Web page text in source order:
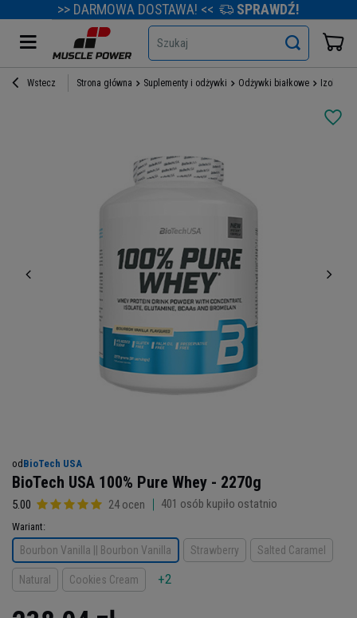
>> DARMOWA DOSTAWA! << SPRAWDŹ!
Szukaj
Wstecz Strona główna Suplementy i odżywki Odżywki białkowe Izolaty
od BioTech USA
BioTech USA 100% Pure Whey - 2270g
5.00 24 ocen 401 osób kupiło ostatnio
Wariant
Bourbon Vanilla || Bourbon Vanilla Strawberry Salted Caramel
Natural Cookies Cream +2